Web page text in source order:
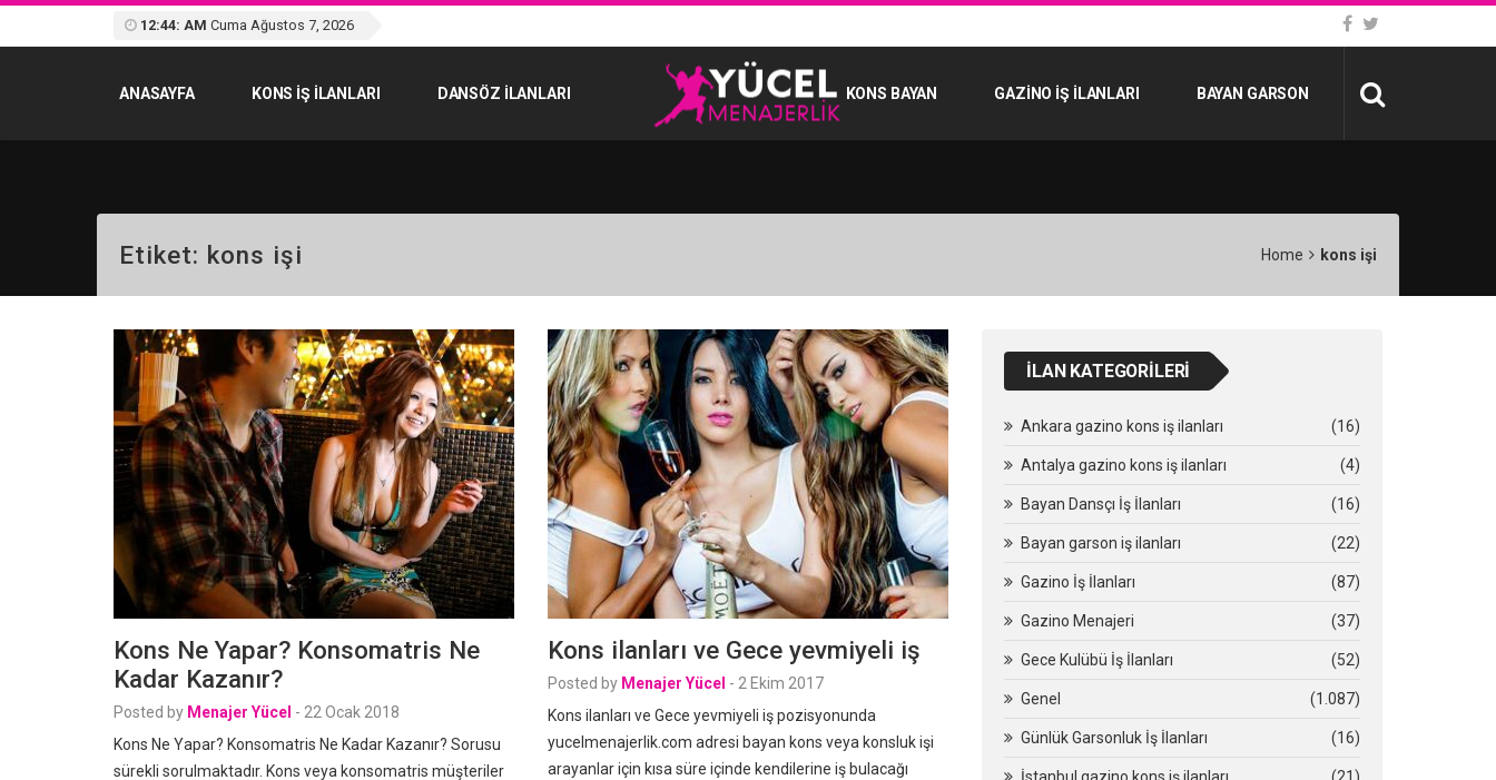
12:44: AM Cuma Ağustos 7, 2026
ANASAYFA KONS IŞ ILANLARI DANSÖZ İLANLARI KONS BAYAN GAZINO İŞ İLANLARI BAYAN GARSON
Etiket: kons işi Home kons işi
Kons Ne Yapar? Konsomatris Ne
Kadar Kazanır?
Posted by Menajer Yücel - 22 Ocak 2018
Kons Ne Yapar? Konsomatris Ne Kadar Kazanır? Sorusu
sürekli sorulmaktadır. Kons veya konsomatris müşteriler
Kons ilanları ve Gece yevmiyeli iş
Posted by Menajer Yücel - 2 Ekim 2017
Kons ilanları ve Gece yevmiyeli iş pozisyonunda
yucelmenajerlik.com adresi bayan kons veya konsluk işi
arayanlar için kısa süre içinde kendilerine iş bulacağı
İLAN KATEGORILERI
Ankara gazino kons iş ilanları (16)
Antalya gazino kons iş ilanları (4)
Bayan Dansçı İş İlanları (16)
Bayan garson iş ilanları (22)
Gazino İş İlanları (87)
Gazino Menajeri (37)
Gece Kulübü İş İlanları (52)
Genel (1.087)
Günlük Garsonluk İş İlanları (16)